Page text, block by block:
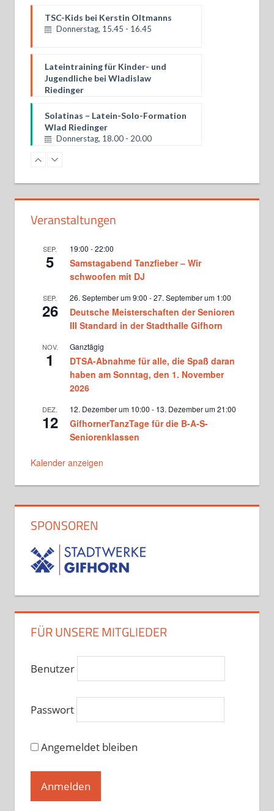
TSC-Kids bei Kerstin Oltmanns
Donnerstag, 15.45 - 16.45
Lateintraining für Kinder- und
Jugendliche bei Wladislaw
Riedinger
Solatinas – Latein-Solo-Formation
Wlad Riedinger
Donnerstag, 18.00 - 20.00
SALSATION® mit Heike Schubert
Hobbytanz bei Martina und
Matthias Donners
60+ Hobbytanz bei Martina und
Matthias Donners
Hobbytanz 1 bei Sascha Jochimski
und Kerstin Oltmanns
Hobbytanz bei Ina Langner
Freitag, 19.00 - 20.30
Hobbytanz 2 Sascha Jochimski und
Kerstin Oltmanns
Freitag, 20.30 - 22.00
SALSATION® mit Heike Schubert
Samstag, 11.00 - 12.00
Hobbytanzggruppe bei Ina Langner
Hobbytanz bei Lajos Nagy
Sonntag, 18.00 - 19.30
Hobbytanz bei Lajos Nagy
Montag, 18.30 - 20.00
und Matthias Donners
Standardformation bei Martina
Standard Jugendtraining bei
Veranstaltungen
SEP.
5
19:00 -22:00
Samstagabend Tanzfieber – Wir
schwoofen mit DJ
SEP.
26
26. September um 9:00 -27. September um 1:00
Deutsche Meisterschaften der Senioren
III Standard in der Stadthalle Gifhorn
NOV.
1
Ganztägig
DTSA-Abnahme für alle, die Spaß daran
haben am Sonntag, den 1. November
2026
DEZ.
12
12. Dezember um 10:00 - 13. Dezember um 21:00
GifhornerTanzTage für die B-A-S-
Seniorenklassen
Kalender anzeigen
SPONSOREN
FÜR UNSERE MITGLIEDER
Benutzer
Passwort
Angemeldet bleiben